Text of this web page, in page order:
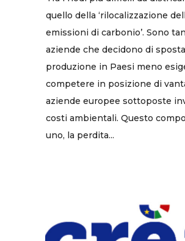
quello della ‘rilocalizzazione
emissioni di carbonio’. Sono
aziende che decidono di
produzione in Paesi meno
competere in posizione di
aziende europee sottoposte
costi ambientali. Questo
uno, la perdita...